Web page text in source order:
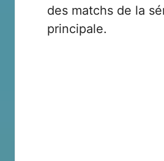
des matchs de la
principale.